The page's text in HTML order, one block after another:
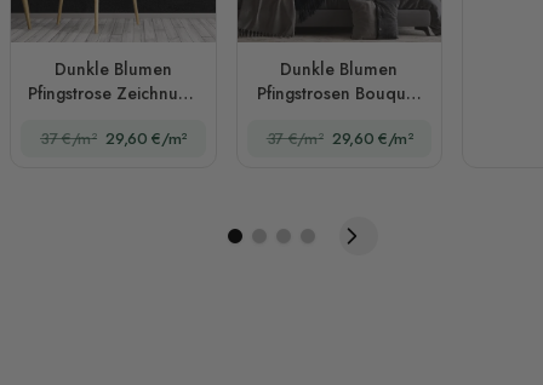
Dunkle Blumen
Pfingstrose Zeichnung
37 €/m² 29,60 €/m²
Dunkle Blumen
Pfingstrosen Bouquet
37 €/m² 29,60 €/m²